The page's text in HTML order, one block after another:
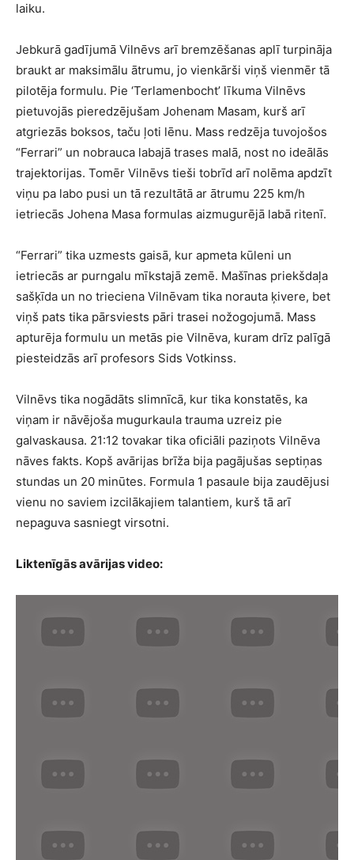
laiku.
Jebkurā gadījumā Vilnēvs arī bremzēšanas aplī turpināja
braukt ar maksimālu ātrumu, jo vienkārši viņš vienmēr tā
pilotēja formulu. Pie ‘Terlamenbocht’ līkuma Vilnēvs
pietuvojās pieredzējušam Johenam Masam, kurš arī
atgriezās boksos, taču ļoti lēnu. Mass redzēja tuvojošos
“Ferrari” un nobrauca labajā trases malā, nost no ideālās
trajektorijas. Tomēr Vilnēvs tieši tobrīd arī nolēma apdzīt
viņu pa labo pusi un tā rezultātā ar ātrumu 225 km/h
ietriecās Johena Masa formulas aizmugurējā labā ritenī.
“Ferrari” tika uzmests gaisā, kur apmeta kūleni un
ietriecās ar purngalu mīkstajā zemē. Mašīnas priekšdaļa
sašķīda un no trieciena Vilnēvam tika norauta ķivere, bet
viņš pats tika pārsviests pāri trasei nožogojumā. Mass
apturēja formulu un metās pie Vilnēva, kuram drīz palīgā
piesteidzās arī profesors Sids Votkinss.
Vilnēvs tika nogādāts slimnīcā, kur tika konstatēs, ka
viņam ir nāvējoša mugurkaula trauma uzreiz pie
galvaskausa. 21:12 tovakar tika oficiāli paziņots Vilnēva
nāves fakts. Kopš avārijas brīža bija pagājušas septiņas
stundas un 20 minūtes. Formula 1 pasaule bija zaudējusi
vienu no saviem izcilākajiem talantiem, kurš tā arī
nepaguva sasniegt virsotni.
Liktenīgās avārijas video: